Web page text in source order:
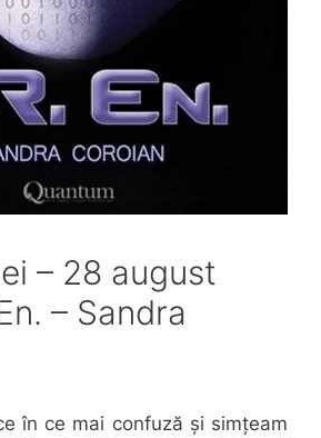
– 28 august
– Sandra
în ce mai confuză și simțeam